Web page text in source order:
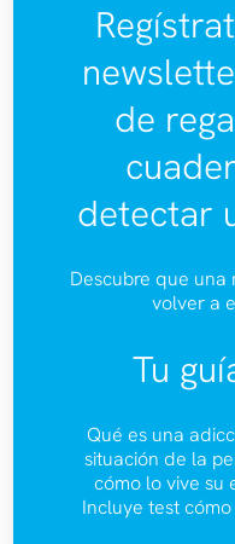
de
detectar
Descubre que una
volver a
Tu
Qué es una
situación de la
cómo lo vive su
Incluye test